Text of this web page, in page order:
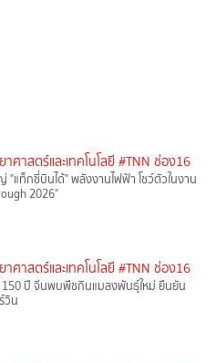
ศาสตร์และเทคโนโลยี #TNN ช่อง16
"แท็กซี่บินได้" พลังงานไฟฟ้า โชว์ตัวในงาน
2026"
ศาสตร์และเทคโนโลยี #TNN ช่อง16
150 ปี จีนพบพืชกินแมลงพันธุ์ใหม่ ยืนยัน
วิน